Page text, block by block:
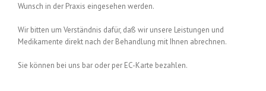
Wunsch in der Praxis eingesehen werden.
Wir bitten um Verständnis dafür, daß wir unsere Leistungen und
Medikamente direkt nach der Behandlung mit Ihnen abrechnen.
Sie können bei uns bar oder per EC-Karte bezahlen.